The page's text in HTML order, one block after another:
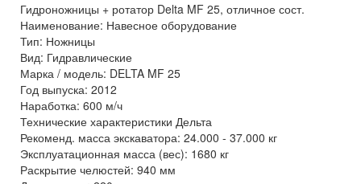
Гидроножницы + ротатор Delta MF 25, отличное сост.
Наименование: Навесное оборудование
Тип: Ножницы
Вид: Гидравлические
Марка / модель: DELTA MF 25
Год выпуска: 2012
Наработка: 600 м/ч
Технические характеристики Дельта
Рекоменд. масса экскаватора: 24.000 - 37.000 кг
Эксплуатационная масса (вес): 1680 кг
Раскрытие челюстей: 940 мм